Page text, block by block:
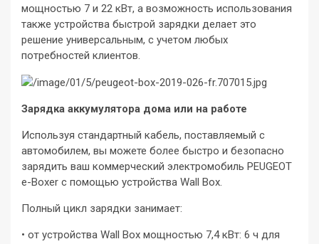
мощностью 7 и 22 кВт, а возможность использования
также устройства быстрой зарядки делает это
решение универсальным, с учетом любых
потребностей клиентов.
Зарядка аккумулятора дома или на работе
Используя стандартный кабель, поставляемый с
автомобилем, вы можете более быстро и безопасно
зарядить ваш коммерческий электромобиль PEUGEOT
e-Boxer с помощью устройства Wall Box.
Полный цикл зарядки занимает:
• от устройства Wall Box мощностью 7,4 кВт: 6 ч для